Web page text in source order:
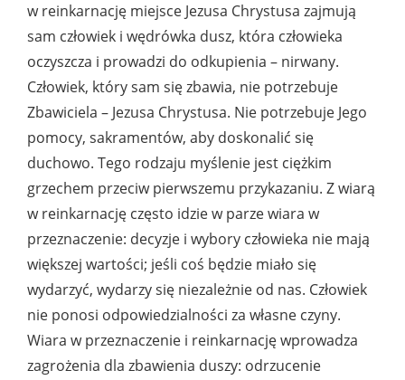
w reinkarnację miejsce Jezusa Chrystusa zajmują
sam człowiek i wędrówka dusz, która człowieka
oczyszcza i prowadzi do odkupienia – nirwany.
Człowiek, który sam się zbawia, nie potrzebuje
Zbawiciela – Jezusa Chrystusa. Nie potrzebuje Jego
pomocy, sakramentów, aby doskonalić się
duchowo. Tego rodzaju myślenie jest ciężkim
grzechem przeciw pierwszemu przykazaniu. Z wiarą
w reinkarnację często idzie w parze wiara w
przeznaczenie: decyzje i wybory człowieka nie mają
większej wartości; jeśli coś będzie miało się
wydarzyć, wydarzy się niezależnie od nas. Człowiek
nie ponosi odpowiedzialności za własne czyny.
Wiara w przeznaczenie i reinkarnację wprowadza
zagrożenia dla zbawienia duszy: odrzucenie